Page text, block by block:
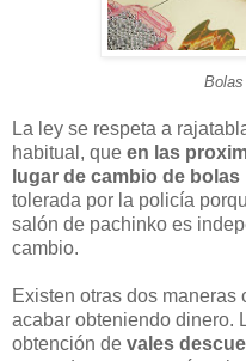
La ley se respeta a
habitual, que en las
lugar de cambio de
tolerada por la policía
salón de pachinko es
cambio.
Existen otras dos
acabar obteniendo dinero.
obtención de vales